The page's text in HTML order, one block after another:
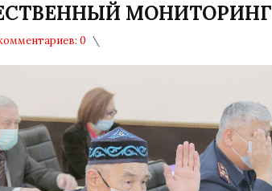
МОНИТОРИНГ
0